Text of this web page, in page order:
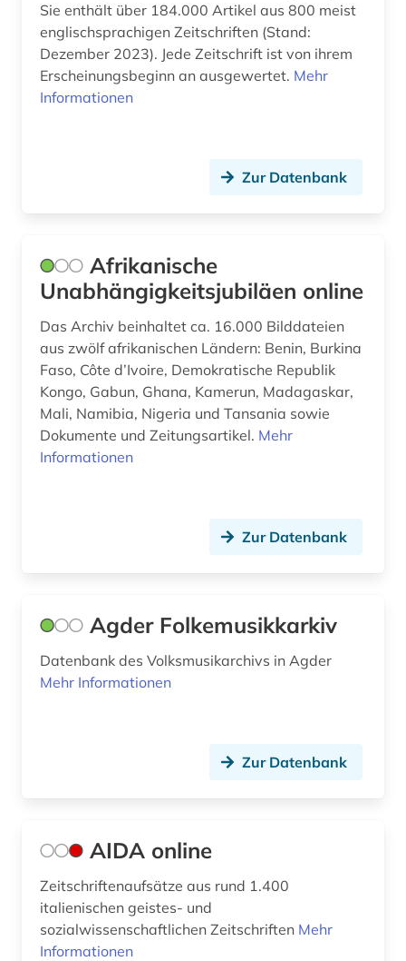
ethnologe (2)
ethnologie (25)
europe (1)
europäische geschichte (1)
europäische kultur (1)
examensarbeit (1)
exil (1)
fachdidaktik (1)
fachportal (1)
fakten (1)
fernsehen (2)
fid darstellende kunst (1)
Sie enthält über 184.000 Artikel aus 800 meist
englischsprachigen Zeitschriften (Stand:
Dezember 2023). Jede Zeitschrift ist von ihrem
Erscheinungsbeginn an ausgewertet. Mehr
Informationen
Zur Datenbank
Afrikanische
Unabhängigkeitsjubiläen online
Das Archiv beinhaltet ca. 16.000 Bilddateien
aus zwölf afrikanischen Ländern: Benin, Burkina
Faso, Côte d’Ivoire, Demokratische Republik
Kongo, Gabun, Ghana, Kamerun, Madagaskar,
Mali, Namibia, Nigeria und Tansania sowie
Dokumente und Zeitungsartikel. Mehr
Informationen
Zur Datenbank
Agder Folkemusikkarkiv
Datenbank des Volksmusikarchivs in Agder
Mehr Informationen
Zur Datenbank
AIDA online
Zeitschriftenaufsätze aus rund 1.400
italienischen geistes- und
sozialwissenschaftlichen Zeitschriften Mehr
Informationen